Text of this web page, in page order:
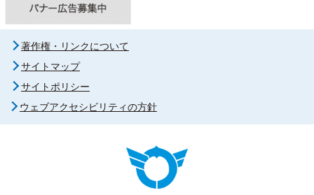
著作権・リンクについて
サイトマップ
サイトポリシー
ウェブアクセシビリティの方針